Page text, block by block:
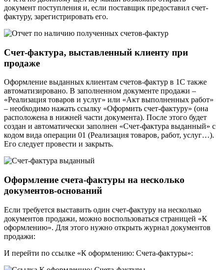
документ поступления и, если поставщик предоставил счет-
фактуру, зарегистрировать его.
Счет-фактура, выставленный клиенту при
продаже
Оформление выданных клиентам счетов-фактур в 1С также
автоматизировано. В заполненном документе продажи –
«Реализация товаров и услуг» или «Акт выполненных работ»
– необходимо нажать ссылку «Оформить счет-фактуру» (она
расположена в нижней части документа). После этого будет
создан и автоматически заполнен «Счет-фактура выданный» с
кодом вида операции 01 (Реализация товаров, работ, услуг…).
Его следует провести и закрыть.
Оформление счета-фактуры на несколько
документов-оснований
Если требуется выставить один счет-фактуру на несколько
документов продажи, можно воспользоваться страницей «К
оформлению». Для этого нужно открыть журнал документов
продажи:
И перейти по ссылке «К оформлению: Счета-фактуры»: